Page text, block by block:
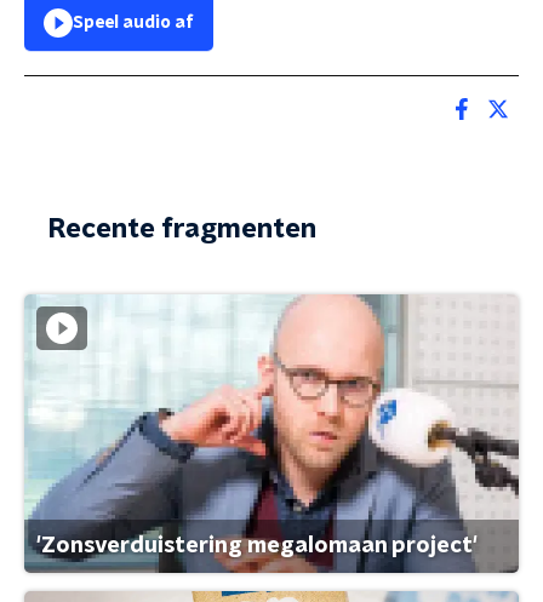
Speel audio af
Recente fragmenten
'Zonsverduistering megalomaan project'